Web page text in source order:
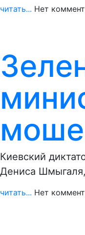
читать... Нет
Киевский
Дениса
читать... Нет